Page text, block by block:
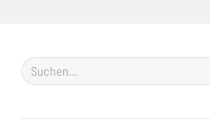
springen
Suchen
nach: